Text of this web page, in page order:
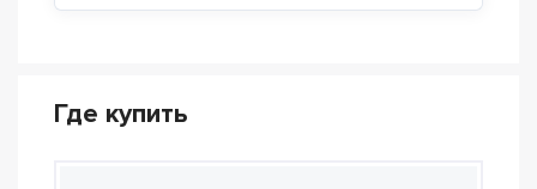
Где купить